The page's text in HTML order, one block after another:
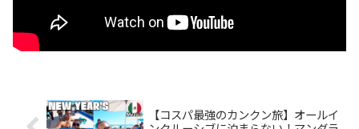
【コスパ最強のカンクン旅】オールイ